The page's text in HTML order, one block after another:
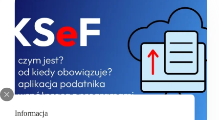
Informacja